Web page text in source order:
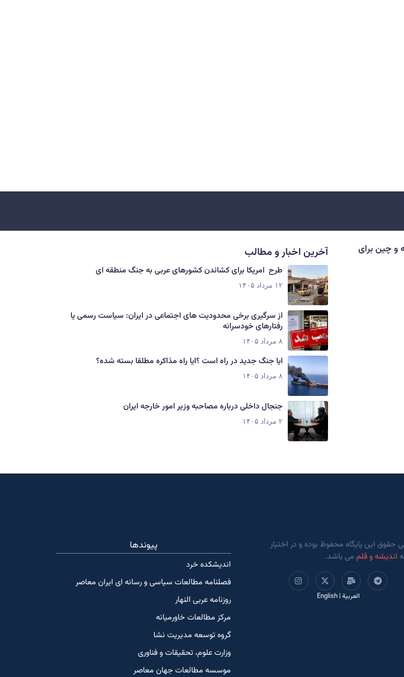
و چین برای
آخرین اخبار و مطالب
طرح امریکا برای کشاندن کشورهای عربی به جنگ منطقه ای
۱۲ مرداد ۱۴۰۵
از سرگیری برخی محدودیت های اجتماعی در ایران: سیاست رسمی یا
رفتارهای خودسرانه
۸ مرداد ۱۴۰۵
ایا جنگ جدید در راه است ؟ایا راه مذاکره مطلقا بسته شده؟
۸ مرداد ۱۴۰۵
جنجال داخلی درباره مصاحبه وزیر امور خارجه ایران
۲ مرداد ۱۴۰۵
حقوق این پایگاه محفوظ بوده و در اختیار
اندیشه و قلممی باشد.
العربية |
English
پیوندها
اندیشکده‌ خرد
فصلنامه مطالعات سیاسی و رسانه ای ایران معاصر
روزنامه عربی النهار
مرکز مطالعات خاورمیانه
گروه توسعه مدیریت نشا
وزارت علوم، تحقیقات و فناوری
موسسه مطالعات جهان معاصر